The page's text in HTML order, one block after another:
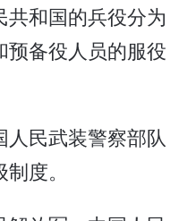
和国的兵役分为
备役人员的服役
民武装警察部队
度。